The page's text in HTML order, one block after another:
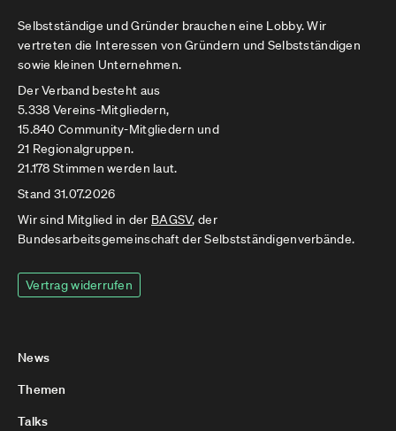
Selbstständige und Gründer brauchen eine Lobby. Wir
vertreten die Interessen von Gründern und Selbstständigen
sowie kleinen Unternehmen.
Der Verband besteht aus
5.338 Vereins-Mitgliedern,
15.840 Community-Mitgliedern und
21 Regionalgruppen.
21.178 Stimmen werden laut.
Stand 31.07.2026
Wir sind Mitglied in der BAGSV, der
Bundesarbeitsgemeinschaft der Selbstständigenverbände.
Vertrag widerrufen
News
Themen
Talks